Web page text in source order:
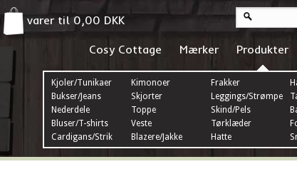
varer til0,00 DKK
Cosy Cottage Mærker Produkter
Kjoler/Tunikaer
Bukser/Jeans
Nederdele
Bluser/T-shirts
Cardigans/Strik
Kimonoer
Skjorter
Toppe
Veste
Blazere/Jakke
Frakker
Leggings/Strømper
Skind/Pels
Tørklæder
Hatte